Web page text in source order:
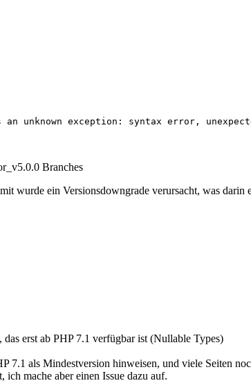
an unknown exception: syntax error,
Branches
wurde ein Versionsdowngrade verursacht, was darin
erst ab PHP 7.1 verfügbar ist (Nullable Types)
7.1 als Mindestversion hinweisen, und viele Seiten
mache aber einen Issue dazu auf.